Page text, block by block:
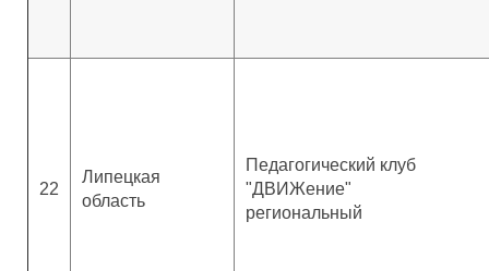
22
Липецкая
область
Педагогический клуб
"ДВИЖение"
региональный